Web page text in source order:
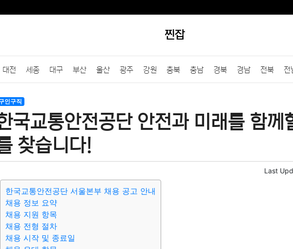
찐잡
대전 세종 대구 부산 울산 광주 강원 충북 충남 경북 경남 전북 전
인구직
국교통안전공단 안전과 미래를 함께
찾습니다!
Last
한국교통안전공단 서울본부 채용 공고 안내
채용 정보 요약
채용 지원 항목
채용 전형 절차
채용 시작 및 종료일